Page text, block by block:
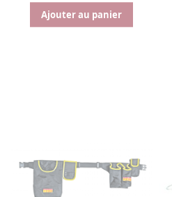
Ajouter au panier